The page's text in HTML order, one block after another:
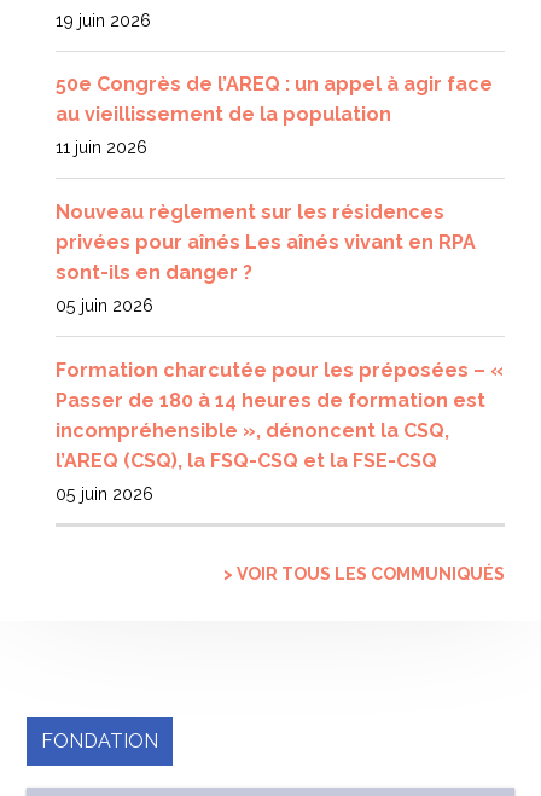
19 juin 2026
50e Congrès de l’AREQ : un appel à agir face
au vieillissement de la population
11 juin 2026
Nouveau règlement sur les résidences
privées pour aînés Les aînés vivant en RPA
sont-ils en danger ?
05 juin 2026
Formation charcutée pour les préposées – «
Passer de 180 à 14 heures de formation est
incompréhensible », dénoncent la CSQ,
l’AREQ (CSQ), la FSQ-CSQ et la FSE-CSQ
05 juin 2026
> VOIR TOUS LES COMMUNIQUÉS
FONDATION